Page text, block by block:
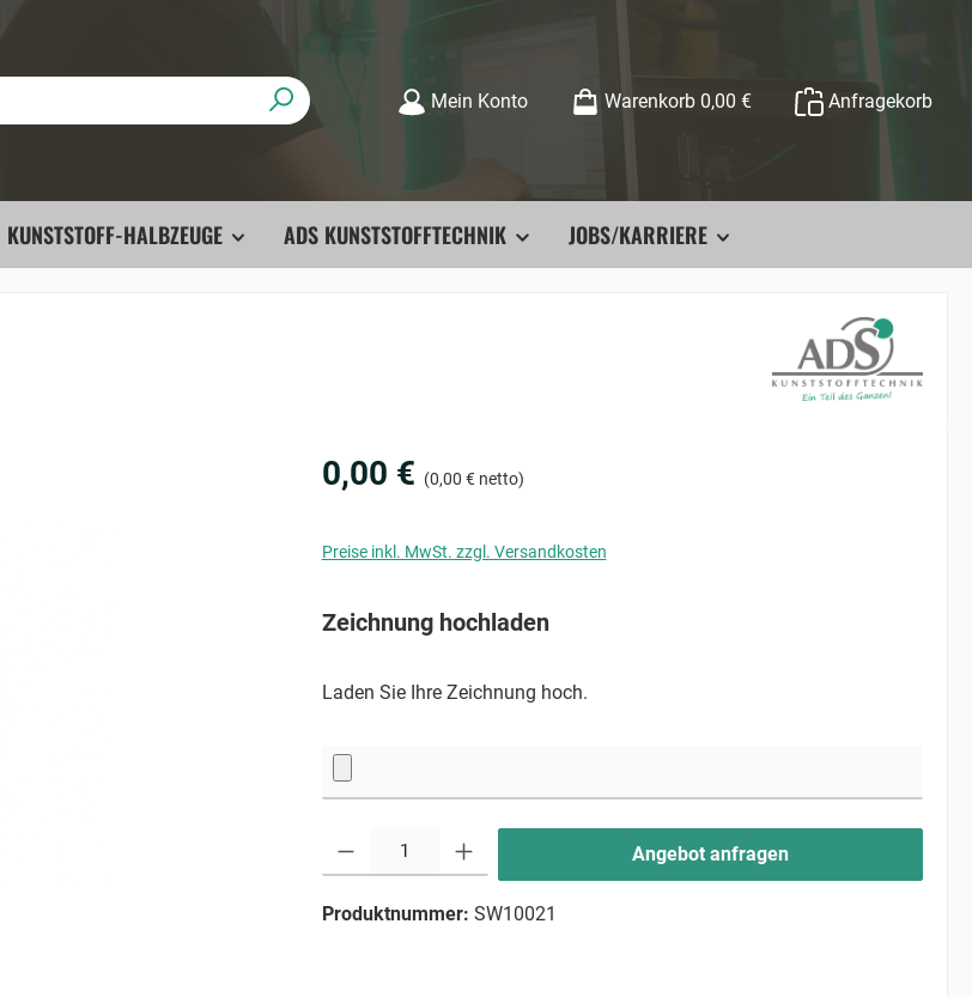
Mein Konto Warenkorb 0,00 € Anfragekorb
KUNSTSTOFF-HALBZEUGE ADS KUNSTSTOFFTECHNIK JOBS/KARRIERE
0,00 € (0,00 € netto)
Preise inkl. MwSt. zzgl. Versandkosten
Zeichnung hochladen
Laden Sie Ihre Zeichnung hoch.
Angebot anfragen
Produktnummer: SW10021